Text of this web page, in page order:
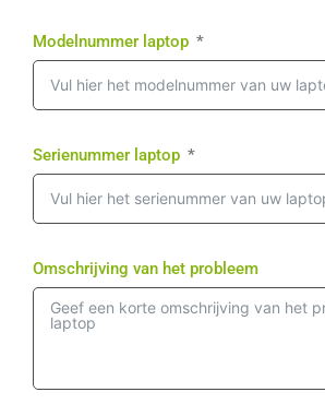
Modelnummer laptop
Serienummer laptop
Omschrijving van het probleem